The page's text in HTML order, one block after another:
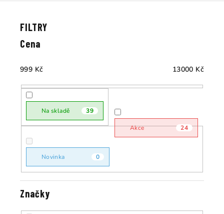
r
d
u
ů
Cena
999 Kč 13000 Kč
Na skladě 39
Akce 24
Novinka 0
Značky